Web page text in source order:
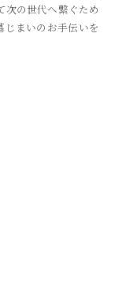
次の世代へ繋ぐため
じまいのお手伝いを